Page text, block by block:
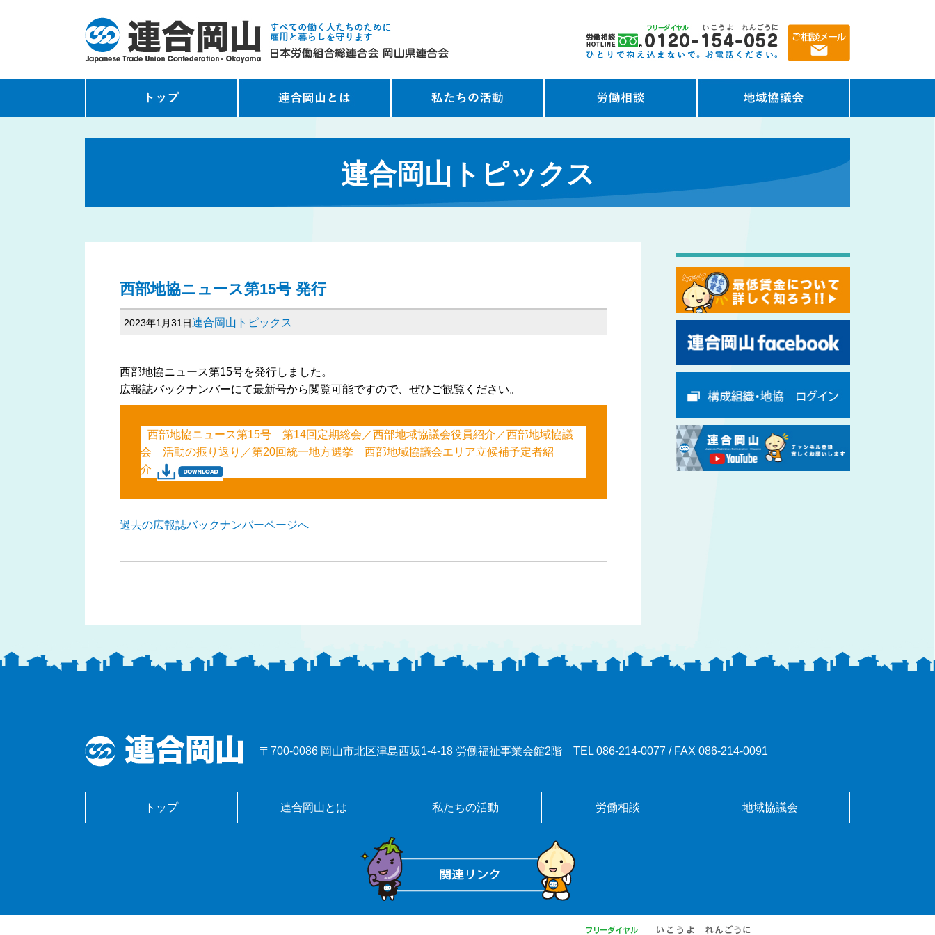
連合岡山トピックス
西部地協ニュース第15号 発行
2023年1月31日連合岡山トピックス
西部地協ニュース第15号を発行しました。
広報誌バックナンバーにて最新号から閲覧可能ですので、ぜひご観覧ください。
西部地協ニュース第15号 第14回定期総会／西部地域協議会役員紹介／西部地域協議
会 活動の振り返り／第20回統一地方選挙 西部地域協議会エリア立候補予定者紹
介
過去の広報誌バックナンバーページへ
〒700-0086 岡山市北区津島西坂1-4-18 労働福祉事業会館2階 TEL 086-214-0077 / FAX 086-214-0091
トップ 連合岡山とは 私たちの活動 労働相談 地域協議会